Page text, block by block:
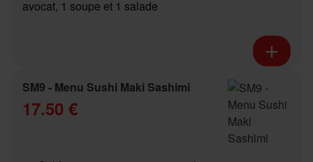
avocat, 1 soupe et 1 salade
SM9 - Menu Sushi Maki Sashimi
17.50 €